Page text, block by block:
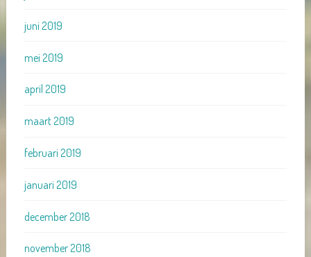
juni 2019
mei 2019
april 2019
maart 2019
februari 2019
januari 2019
december 2018
november 2018